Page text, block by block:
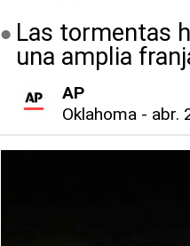
Las tormentas
una amplia
AP
Oklahoma - abr.